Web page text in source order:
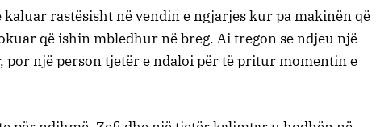
rastësisht në vendin e ngjarjes kur pa makinën që
që ishin mbledhur në breg. Ai tregon se ndjeu një
por një person tjetër e ndaloi për të pritur momentin e